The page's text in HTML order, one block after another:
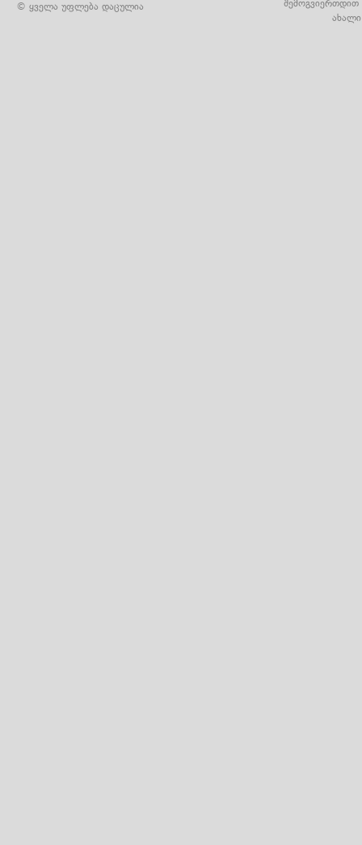
© ყველა უფლება დაცულია
შემოგვიერთდით
ახალი